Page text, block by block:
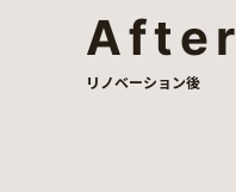
After
リノベーション後